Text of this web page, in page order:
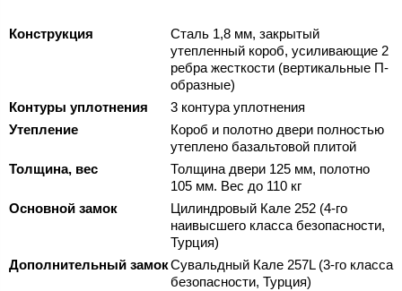
Конструкция
Сталь 1,8 мм, закрытый
утепленный короб, усиливающие 2
ребра жесткости (вертикальные П-
образные)
Контуры уплотнения
3 контура уплотнения
Утепление
Короб и полотно двери полностью
утеплено базальтовой плитой
Толщина, вес
Толщина двери 125 мм, полотно
105 мм. Вес до 110 кг
Основной замок
Цилиндровый Кале 252 (4-го
наивысшего класса безопасности,
Турция)
Дополнительный замокСувальдный Кале 257L (3-го класса
безопасности, Турция)